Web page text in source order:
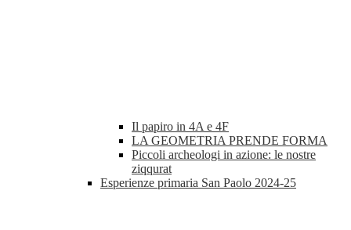
Il papiro in 4A e 4F
LA GEOMETRIA PRENDE FORMA
Piccoli archeologi in azione: le nostre
ziqqurat
Esperienze primaria San Paolo 2024-25